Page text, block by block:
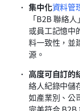
集中化資料管
「B2B 聯絡
或員工記憶中
料一致性，並
源。
高度可自訂的
絡人紀錄中儲
如產業別、公